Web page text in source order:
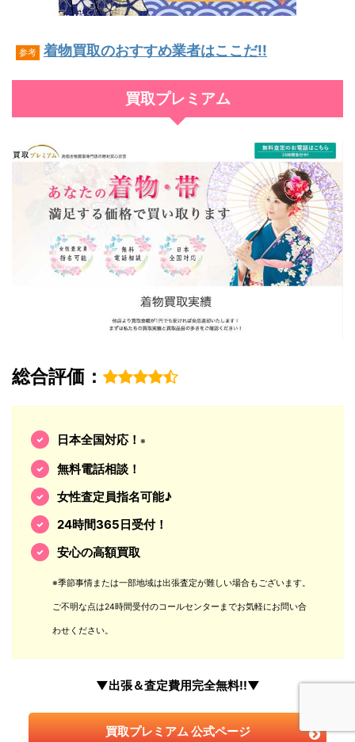
参考 着物買取のおすすめ業者はここだ!!
買取プレミアム
総合評価：
日本全国対応！ ※
無料電話相談！
女性査定員指名可能♪
24時間365日受付！
安心の高額買取
※季節事情または一部地域は出張査定が難しい場合もございます。
ご不明な点は24時間受付のコールセンターまでお気軽にお問い合
わせください。
▼出張＆査定費用完全無料!!▼
買取プレミアム 公式ページ